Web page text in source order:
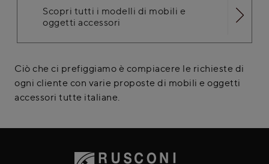
Scopri tutti i modelli di mobili e
oggetti accessori
Ciò che ci prefiggiamo è compiacere le richieste di
ogni cliente con varie proposte di mobili e oggetti
accessori tutte italiane.